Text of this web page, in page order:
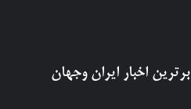
برترین اخبار ایران وجهان